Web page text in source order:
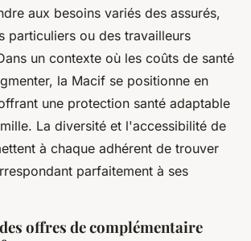
aux besoins variés des assurés,
particuliers ou des travailleurs
un contexte où les coûts de santé
la Macif se positionne en
une protection santé adaptable
La diversité et l'accessibilité de
à chaque adhérent de trouver
parfaitement à ses
offres de complémentaire